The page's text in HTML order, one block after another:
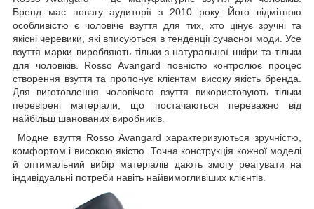
Бренд має повагу аудиторії з 2010 року. Його відмітною
особливістю є чоловіче взуття для тих, хто цінує зручні та
якісні черевики, які вписуються в тенденції сучасної моди. Усе
взуття марки виробляють тільки з натуральної шкіри та тільки
для чоловіків. Rosso Avangard повністю контролює процес
створення взуття та пропонує клієнтам високу якість бренда.
Для виготовлення чоловічого взуття використовують тільки
перевірені матеріали, що постачаються переважно від
найбільш шанованих виробників.
Модне взуття Rosso Avangard характеризуються зручністю,
комфортом і високою якістю. Точна конструкція кожної моделі
й оптимальний вибір матеріалів дають змогу реагувати на
індивідуальні потреби навіть найвимогливіших клієнтів.